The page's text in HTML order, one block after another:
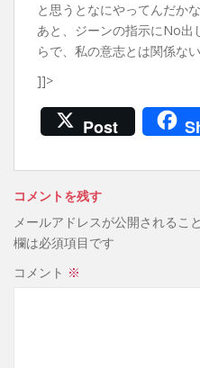
と思うとなにやってんだかな
あと、ジーンの指示にNo出
らで、私の意志とは関係ない
]]>
Post
コメントを残す
メールアドレスが公開されるこ
欄は必須項目です
コメント ※